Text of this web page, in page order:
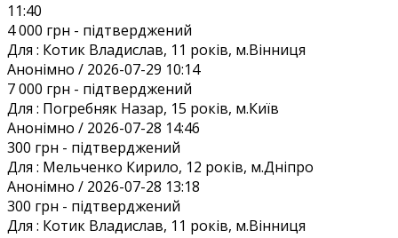
11:40
4 000 грн - підтверджений
Для : Котик Владислав, 11 років, м.Вінниця
Анонiмно / 2026-07-29 10:14
7 000 грн - підтверджений
Для : Погребняк Назар, 15 років, м.Київ
Анонiмно / 2026-07-28 14:46
300 грн - підтверджений
Для : Мельченко Кирило, 12 років, м.Дніпро
Анонiмно / 2026-07-28 13:18
300 грн - підтверджений
Для : Котик Владислав, 11 років, м.Вінниця